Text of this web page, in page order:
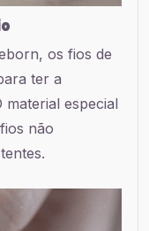
os fios de
ter a
material especial
não